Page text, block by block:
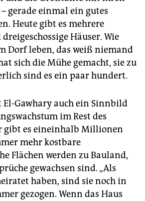
gerade einmal ein gutes
Heute gibt es mehrere
Häuser. Wie
Dorf leben, das weiß niemand
sich die Mühe gemacht, sie zu
sind es ein paar hundert.
Gawhary auch ein Sinnbild
im Rest des
gibt es eineinhalb Millionen
mehr kostbare
Flächen werden zu Bauland,
gewachsen sind. „Als
haben, sind sie noch in
gezogen. Wenn das Haus